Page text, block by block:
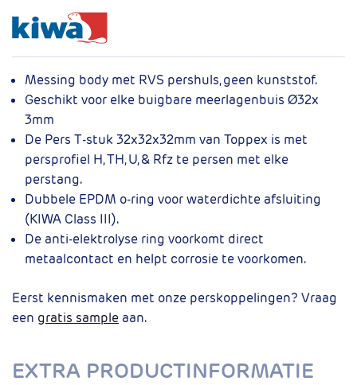
Messing body met RVS pershuls, geen kunststof.
Geschikt voor elke buigbare meerlagenbuis Ø32x
3mm
De Pers T-stuk 32x32x32mm van Toppex is met
persprofiel H, TH, U, & Rfz te persen met elke
perstang.
Dubbele EPDM o-ring voor waterdichte afsluiting
(KIWA Class III).
De anti-elektrolyse ring voorkomt direct
metaalcontact en helpt corrosie te voorkomen.
Eerst kennismaken met onze perskoppelingen? Vraag
een gratis sample aan.
EXTRA PRODUCTINFORMATIE